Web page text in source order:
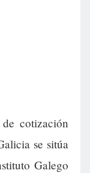
cotización
se sitúa
Galego